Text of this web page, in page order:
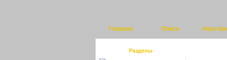
Главная Поиск Наш
Разделы